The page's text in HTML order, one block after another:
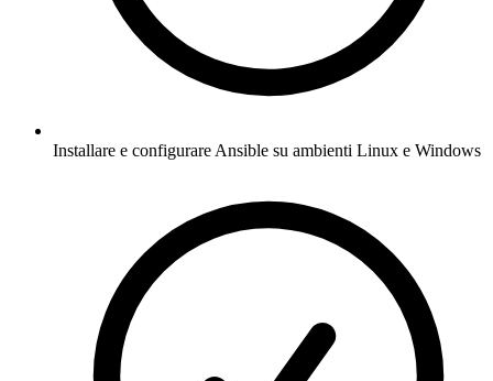
Installare e configurare Ansible su ambienti Linux e Windows